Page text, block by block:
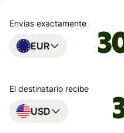
Envías exactamente
EUR
El destinatario recibe
USD